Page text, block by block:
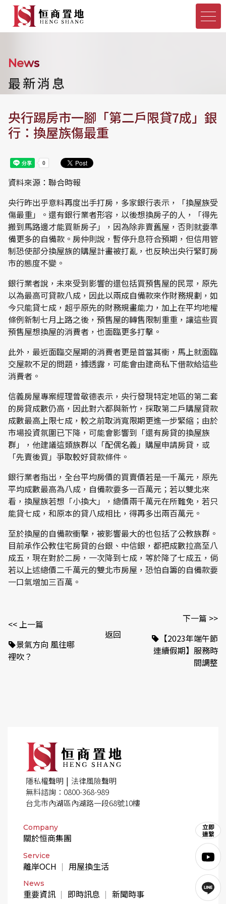
News
最新消息
央行踢房市一腳「第二戶限貸7成」銀
行：換屋族傷最重
資料來源：聯合時報
央行昨出乎意料再度出手打房，多家銀行表示，「換屋族受
傷最重」。還有銀行業者形容，以後想換房子的人，「得先
搬到馬路邊才能買新房子」，因為除非賣舊屋，否則就要準
備更多的自備款。房仲則說，暫停升息符合預期，但信用管
制恐使部分換屋族的購屋計畫被打亂，也反映出央行緊盯房
市的態度不變。
銀行業者說，未來受到影響的還包括買預售屋的民眾，原先
以為最高可貸款八成，因此以兩成自備款來作財務規劃，如
今只能貸七成，超乎原先的財務規畫能力，加上在平均地權
條例新制七月上路之後，預售屋的轉售限制重重，讓這些買
預售屋想換屋的消費者，也面臨更多打擊。
此外，最近面臨交屋期的消費者更是首當其衝，馬上就面臨
交屋款不足的問題，據透露，可能會由建商私下借款給這些
消費者。
信義房屋專案經理曾敬德表示，央行發現特定地區的第二套
的房貸成數仍高，因此對六都與新竹，採取第二戶購屋貸款
成數最高上限七成，較之前取消寬限期更進一步緊縮；由於
市場投資氛圍已下降，可能會影響到「還有房貸的換屋族
群」，他建議這類族群以「配偶名義」購屋申請房貸，或
「先賣後買」爭取較好貸款條件。
銀行業者指出，全台平均房價的買賣價若是一千萬元，原先
平均成數最高為八成，自備款要多一百萬元；若以雙北來
看，換屋族若想「小換大」，總價兩千萬元在所難免，若只
能貸七成，和原本的貸八成相比，得再多出兩百萬元。
至於換屋的自備款衝擊，被影響最大的也包括了公教族群。
目前承作公教住宅房貸的台銀、中信銀，都把成數拉高至八
成五，現在對於二房，一次降到七成，等於降了七成五，倘
若以上述總價二千萬元的雙北市房屋，恐怕自籌的自備款要
一口氣增加三百萬。
<< 上一篇
景氣方向 風往哪
裡吹？
返回
下一篇 >>
【2023年端午節
連續假期】服務時
間調整
隱私權聲明 | 法律風險聲明
無料諮詢：0800-368-989
台北市內湖區內湖路一段68號10樓
Company
關於恒商集團
Service
離岸OCH 用屋換生活
News
重要資訊 即時訊息 新聞時事